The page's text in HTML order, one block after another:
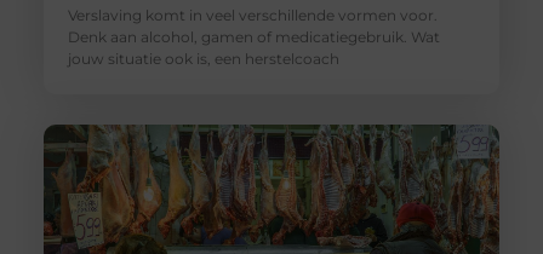
Verslaving komt in veel verschillende vormen voor.
Denk aan alcohol, gamen of medicatiegebruik. Wat
jouw situatie ook is, een herstelcoach